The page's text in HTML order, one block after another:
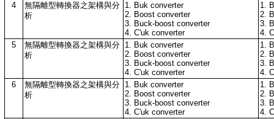
4
無隔離型轉換器之架構與分
析
1. Buk converter
2. Boost converter
3. Buck-boost converter
4. C'uk converter
1.
2.
3.
4.
5
無隔離型轉換器之架構與分
析
1. Buk converter
2. Boost converter
3. Buck-boost converter
4. C'uk converter
1.
2.
3.
4.
6
無隔離型轉換器之架構與分
析
1. Buk converter
2. Boost converter
3. Buck-boost converter
4. C'uk converter
1.
2.
3.
4.